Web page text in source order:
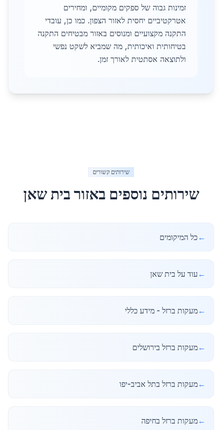
זמינות גבוה של ספקים מקומיים, ומחירים
אטרקטיביים יחסית לאזור הצפון. כמו כן, עובדי
התקנה מקצועיים ומנוסים באזור מבטיחים התקנה
בטיחותית ואיכותית, מה שמביא לשקט נפשי
ולתוצאה אסתטית לאורך זמן.
שירותים קשורים
שירותים נוספים באזורבית שאן
← כל המיקומים
← עוד על בית שאן
←מעקות ברזל - מידע כללי
←מעקות ברזל בירושלים
←מעקות ברזל בתל אביב-יפו
←מעקות ברזל בחיפה